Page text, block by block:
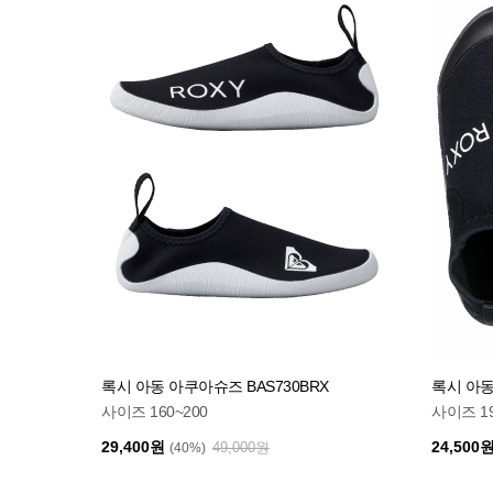
록시 아동 아쿠아슈즈 BAS730BRX
사이즈 160~200
29,400원 (40%) 49,000원
록시 아
사이즈
24,500